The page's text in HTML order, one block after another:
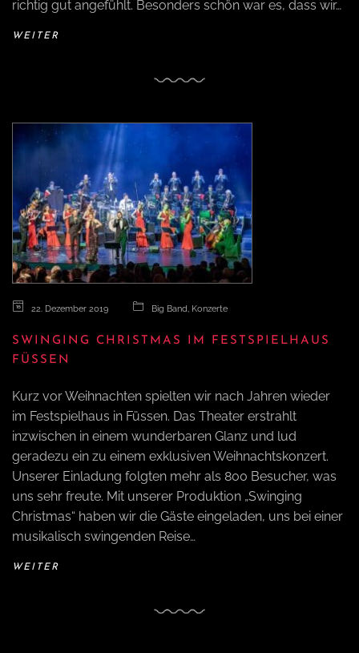
richtig gut angefühlt. Besonders schön war es, dass wir…
WEITER
22. Dezember 2019 Big Band Konzerte
SWINGING CHRISTMAS IM FESTSPIELHAUS
FÜSSEN
Kurz vor Weihnachten spielten wir nach Jahren wieder
im Festspielhaus in Füssen. Das Theater erstrahlt
inzwischen in einem wunderbaren Glanz und lud
geradezu ein zu einem exklusiven Weihnachtskonzert.
Unserer Einladung folgten mehr als 800 Besucher, was
uns sehr freute. Mit unserer Produktion „Swinging
Christmas“ haben wir die Gäste eingeladen, uns bei einer
musikalisch swingenden Reise…
WEITER